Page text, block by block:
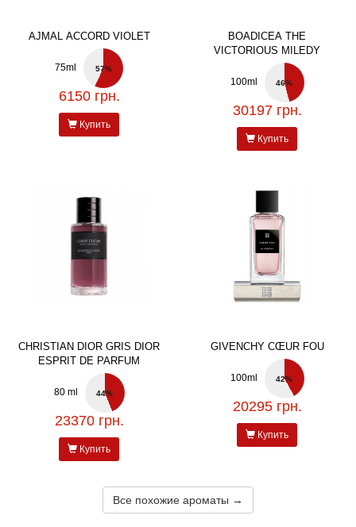
AJMAL ACCORD VIOLET
75ml 57%
6150 грн.
Купить
BOADICEA THE
VICTORIOUS MILEDY
100ml 46%
30197 грн.
Купить
CHRISTIAN DIOR GRIS DIOR
ESPRIT DE PARFUM
80 ml 44%
23370 грн.
Купить
GIVENCHY CŒUR FOU
100ml 42%
20295 грн.
Купить
Все похожие ароматы →